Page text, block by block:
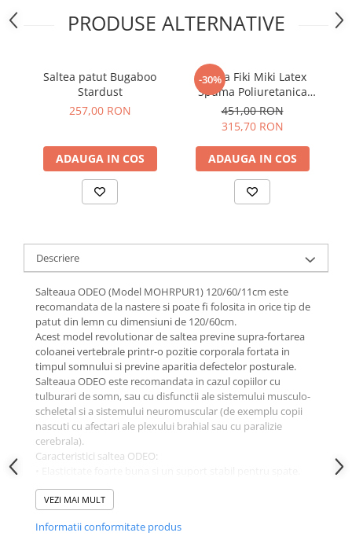
PRODUSE ALTERNATIVE
Saltea patut Bugaboo
Stardust
257,00 RON
ADAUGA IN COS
-30%
Saltea Fiki Miki Latex
Spuma Poliuretanica
Odeo+ 120/60/11cm -
Resigilat
451,00 RON
315,70 RON
ADAUGA IN COS
Descriere
Salteaua ODEO (Model MOHRPUR1) 120/60/11cm este
recomandata de la nastere si poate fi folosita in orice tip de
patut din lemn cu dimensiuni de 120/60cm.
Acest model revolutionar de saltea previne supra-fortarea
coloanei vertebrale printr-o pozitie corporala fortata in
timpul somnului si previne aparitia defectelor posturale.
Salteaua ODEO este recomandata in cazul copiilor cu
tulburari de somn, sau cu disfunctii ale sistemului musculo-
scheletal si a sistemului neuromuscular (de exemplu copii
nascuti cu afectari ale plexului brahial sau cu paralizie
cerebrala).
Caracteristici saltea ODEO:
• Fermitate.
• Margini sigure.
• Husa multi-strat (constructie 3W), usor de curatat si
VEZI MAI MULT
Informatii conformitate produs